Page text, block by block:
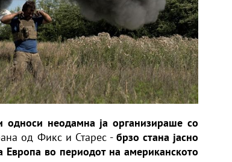
односи неодамна ја организираше со
од Фикс и Старес - брзо стана јасно
во периодот на американското